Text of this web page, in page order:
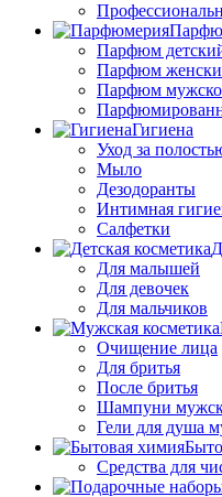
Парфюм
Парфюм
Парфюм
Гигиена
Уход за
Мыло
Дезодоранты
Интимная
Салфетки
Для малышей
Для девочек
Для мальчиков
Очищение лица
Для бритья
После бритья
Шампуни
Гели для душа
Средства для